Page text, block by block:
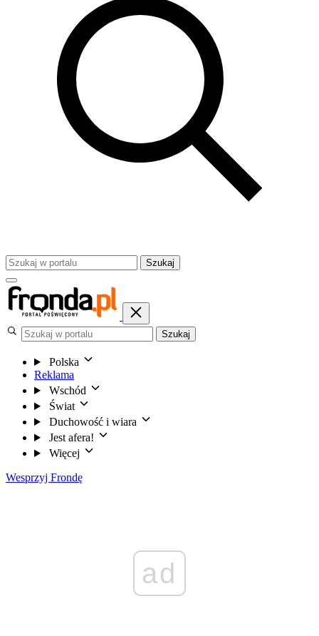
Szukaj
Szukaj
Polska
Reklama
Wschód
Świat
Duchowość i wiara
Jest afera!
Więcej
Wesprzyj Frondę
ad